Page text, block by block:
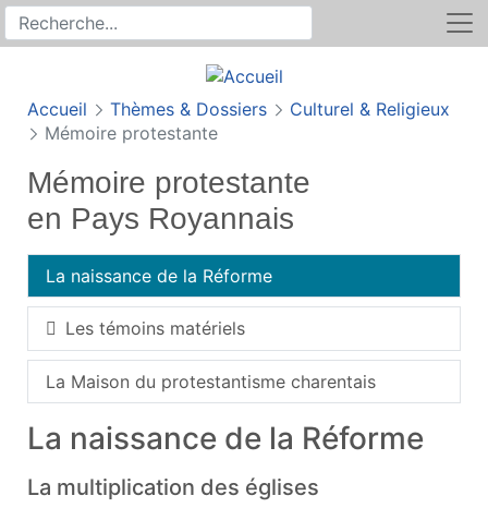
Recherche sur le site
Rechercher
Accueil Thèmes & Dossiers
Culturel & Religieux
Mémoire protestante
Mémoire protestante
en Pays Royannais
La naissance de la Réforme
Les témoins matériels
La Maison du protestantisme charentais
La naissance de la Réforme
La multiplication des églises